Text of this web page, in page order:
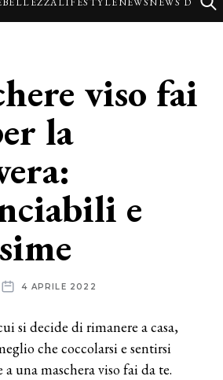
viso fai
la
e
4 APRILE 2022
si decide di rimanere a casa,
che coccolarsi e sentirsi
una maschera viso fai da te.